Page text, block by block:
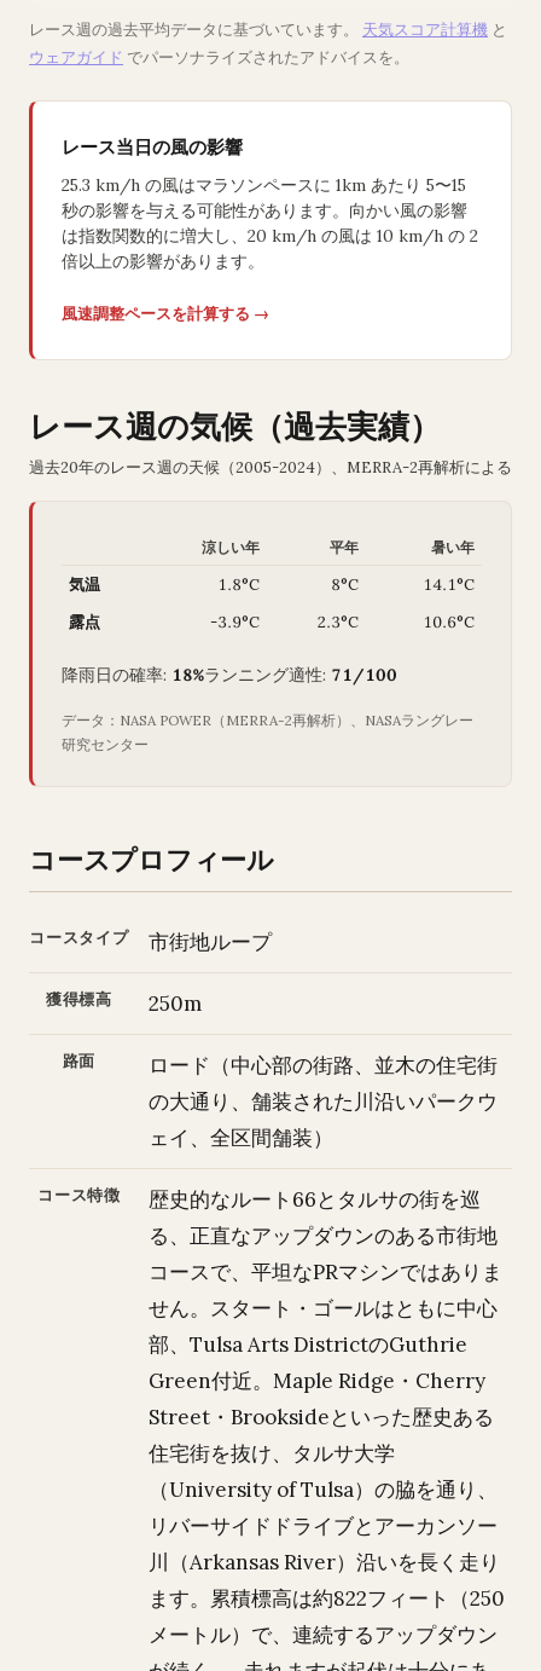
レース週の過去平均データに基づいています。 天気スコア計算機 と
ウェアガイド でパーソナライズされたアドバイスを。
レース当日の風の影響
25.3 km/h の風はマラソンペースに 1km あたり 5〜15
秒の影響を与える可能性があります。向かい風の影響
は指数関数的に増大し、20 km/h の風は 10 km/h の 2
倍以上の影響があります。
風速調整ペースを計算する →
レース週の気候（過去実績）
過去20年のレース週の天候（2005-2024）、MERRA-2再解析による
涼しい年 平年 暑い年
気温 1.8°C 8°C
14.1°C
露点
-3.9°C 2.3°C 10.6°C
降雨日の確率: 18%ランニング適性: 71/100
データ：NASA POWER（MERRA-2再解析）、NASAラングレー
研究センター
コースプロフィール
コースタイプ 市街地ループ
獲得標高 250m
路面
ロード（中心部の街路、並木の住宅街
の大通り、舗装された川沿いパークウ
ェイ、全区間舗装）
コース特徴
歴史的なルート66とタルサの街を巡
る、正直なアップダウンのある市街地
コースで、平坦なPRマシンではありま
せん。スタート・ゴールはともに中心
部、Tulsa Arts DistrictのGuthrie
Green付近。Maple Ridge・Cherry
Street・Brooksideといった歴史ある
住宅街を抜け、タルサ大学
（University of Tulsa）の脇を通り、
リバーサイドドライブとアーカンソー
川（Arkansas River）沿いを長く走り
ます。累積標高は約822フィート（250
メートル）で、連続するアップダウン